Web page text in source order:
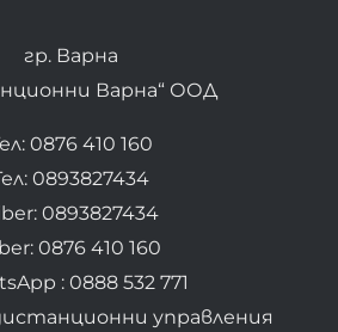
гр. Варна
Варна“ ООД
0876 410 160
0893827434
0893827434
0876 410 160
: 0888 532 771
управления